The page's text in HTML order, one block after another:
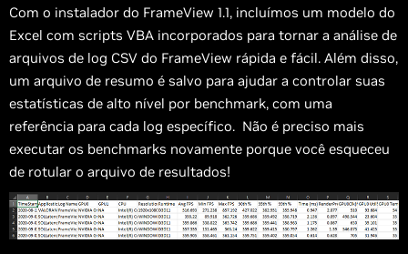
Com o instalador do FrameView 1.1, incluímos um modelo do
Excel com scripts VBA incorporados para tornar a análise de
arquivos de log CSV do FrameView rápida e fácil. Além disso,
um arquivo de resumo é salvo para ajudar a controlar suas
estatísticas de alto nível por benchmark, com uma
referência para cada log específico. Não é preciso mais
executar os benchmarks novamente porque você esqueceu
de rotular o arquivo de resultados!